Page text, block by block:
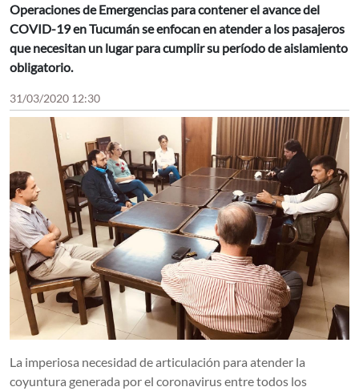
Operaciones de Emergencias para contener el avance del
COVID-19 en Tucumán se enfocan en atender a los pasajeros
que necesitan un lugar para cumplir su período de aislamiento
obligatorio.
31/03/2020 12:30
La imperiosa necesidad de articulación para atender la
coyuntura generada por el coronavirus entre todos los